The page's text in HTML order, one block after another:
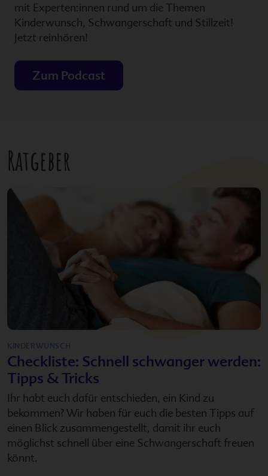
mit Experten:innen rund um die Themen
Kinderwunsch, Schwangerschaft und Stillzeit!
Jetzt reinhören!
Zum Podcast
Ratgeber
KINDERWUNSCH
Checkliste: Schnell schwanger werden:
Tipps & Tricks
Ihr habt euch dafür entschieden, ein Kind zu
bekommen? Wir haben für euch die besten Tipps auf
einen Blick zusammengestellt, damit ihr euch
möglichst schnell über eine Schwangerschaft freuen
könnt.